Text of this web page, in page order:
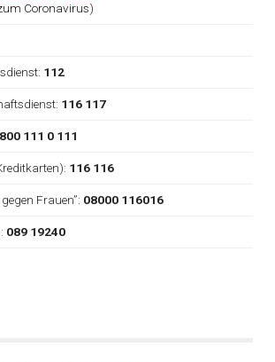
Coronavirus)
112
116 117
111 0 111
116 116
Frauen”: 08000 116016
089 19240